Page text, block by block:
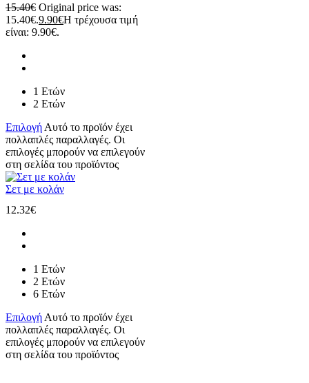
15.40€ Original price was:
15.40€.9.90€Η τρέχουσα τιμή
είναι: 9.90€.
1 Ετών
2 Ετών
Επιλογή Αυτό το προϊόν έχει
πολλαπλές παραλλαγές. Οι
επιλογές μπορούν να επιλεγούν
στη σελίδα του προϊόντος
Σετ με κολάν
12.32€
1 Ετών
2 Ετών
6 Ετών
Επιλογή Αυτό το προϊόν έχει
πολλαπλές παραλλαγές. Οι
επιλογές μπορούν να επιλεγούν
στη σελίδα του προϊόντος